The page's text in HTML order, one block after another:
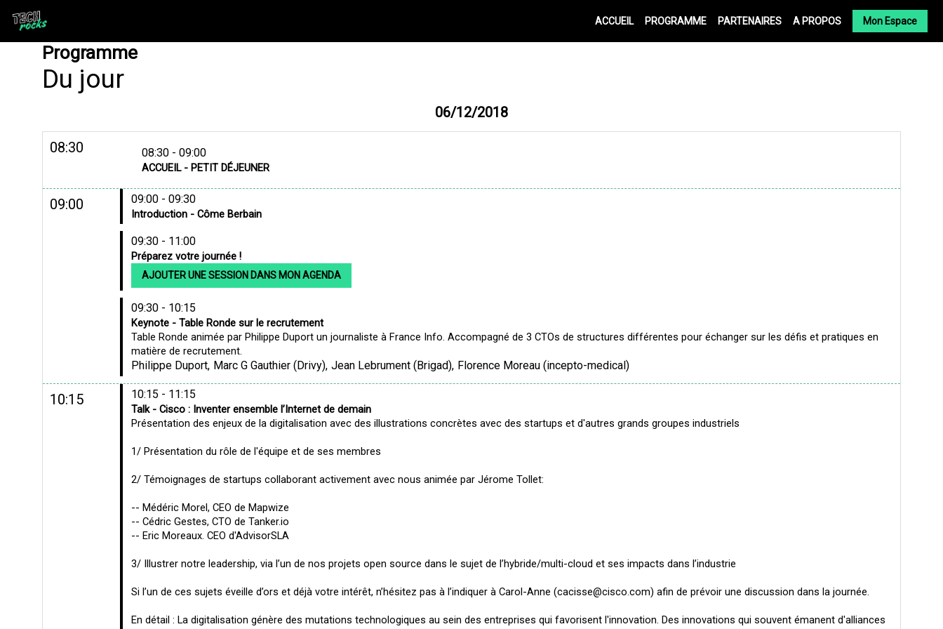
ACCUEIL PROGRAMME PARTENAIRES A PROPOS Mon Espace
Programme
Du jour
06/12/2018
08:30 08:30 - 09:00
ACCUEIL - PETIT DÉJEUNER
09:00 09:00 - 09:30
Introduction - Côme Berbain
09:30 - 11:00
Préparez votre journée !
AJOUTER UNE SESSION DANS MON AGENDA
09:30 - 10:15
Keynote - Table Ronde sur le recrutement
Table Ronde animée par Philippe Duport un journaliste à France Info. Accompagné de 3 CTOs de structures différentes pour échanger sur les défis et pratiques en
Philippe Duport Marc G Gauthier (Drivy) Jean Lebrument (Brigad) Florence Moreau (incepto-medical)
10:15 10:15 - 11:15
Talk - Cisco : Inventer ensemble l’Internet de demain
Présentation des enjeux de la digitalisation avec des illustrations concrètes avec des startups et d'autres grands groupes industriels
1/ Présentation du rôle de l'équipe et de ses membres
2/ Témoignages de startups collaborant activement avec nous animée par Jérome Tollet:
-- Médéric Morel, CEO de Mapwize
-- Cédric Gestes, CTO de Tanker.io
-- Eric Moreaux. CEO d'AdvisorSLA
3/ Illustrer notre leadership, via l’un de nos projets open source dans le sujet de l’hybride/multi-cloud et ses impacts dans l’industrie
Si l’un de ces sujets éveille d’ors et déjà votre intérêt, n’hésitez pas à l’indiquer à Carol-Anne (cacisse@cisco.com) afin de prévoir une discussion dans la journée.
En détail : La digitalisation génère des mutations technologiques au sein des entreprises qui favorisent l'innovation. Des innovations qui souvent émanent d'alliances